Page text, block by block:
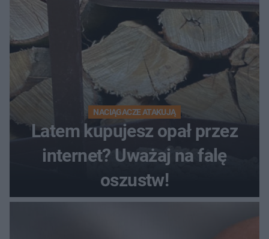
NACIĄGACZE ATAKUJĄ
Latem kupujesz opał przez
internet? Uważaj na falę
oszustw!